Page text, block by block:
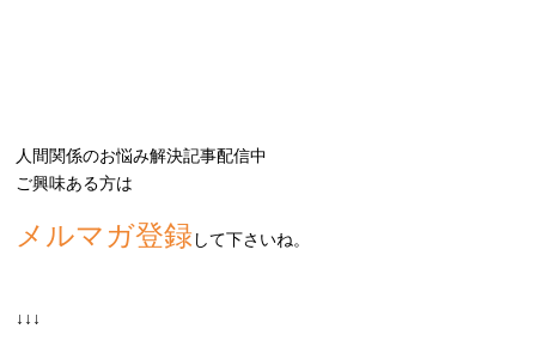
人間関係のお悩み解決記事配信中
ご興味ある方は
メルマガ登録して下さいね。
↓↓↓